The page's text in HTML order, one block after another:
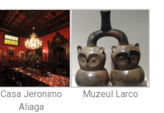
Casa Jeronimo
Aliaga
Muzeul Larco